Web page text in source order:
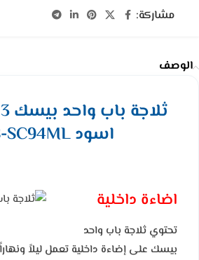
مشاركة:
الوصف
اسود BRS-SC94ML
اضاءة داخلية
تحتوي ثلاجة باب واحد
بيسك على إضاءة داخلية تعمل ليلاً